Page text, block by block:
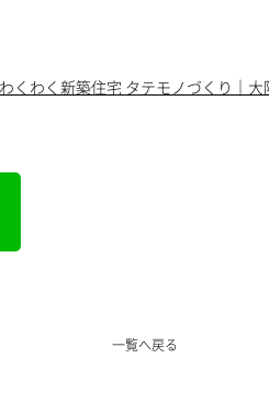
くわく新築住宅 タテモノづくり｜
一覧へ戻る